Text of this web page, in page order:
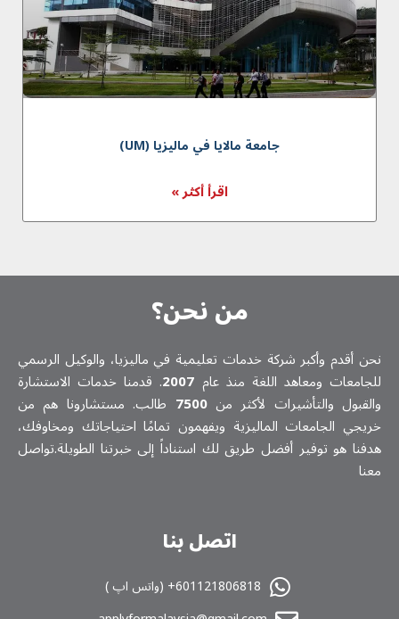
جامعة مالايا في مالیزیا (UM)
اقرأ أكثر »
من نحن؟
نحن أقدم وأكبر شركة خدمات تعلیمیة في ماليزيا، والوكيل الرسمي
للجامعات ومعاهد اللغة منذ عام 2007. قدمنا خدمات الاستشارة
والقبول والتأشيرات لأكثر من7500 طالب. مستشارونا هم من
خريجي الجامعات الماليزية ويفهمون تمامًا احتياجاتك ومخاوفك،
هدفنا هو توفير أفضل طريق لك استناداً إلى خبرتنا الطويلة.تواصل
معنا
اتصل بنا
601121806818+ (واتس اپ )